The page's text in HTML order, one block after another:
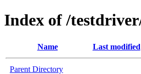
Index of /
Name Last modified
Parent Directory